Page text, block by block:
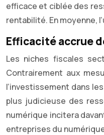
efficace et ciblée des
rentabilité. En moyenne,
Efficacité accrue
Les niches fiscales
Contrairement aux
l’investissement dans
plus judicieuse des
numérique incitera
entreprises du